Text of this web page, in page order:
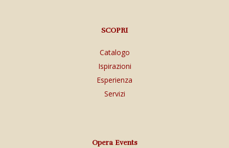
SCOPRI
Catalogo
Ispirazioni
Esperienza
Servizi
Opera Events